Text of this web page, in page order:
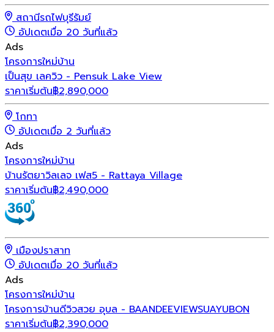
สถานีรถไฟบุรีรัมย์
อัปเดตเมื่อ 20 วันที่แล้ว
Ads
โครงการใหม่บ้าน
เป็นสุข เลควิว - Pensuk Lake View
ราคาเริ่มต้น฿2,890,000
โกทา
อัปเดตเมื่อ 2 วันที่แล้ว
Ads
โครงการใหม่บ้าน
บ้านรัตยาวิลเลจ เฟส5 - Rattaya Village
ราคาเริ่มต้น฿2,490,000
เมืองปราสาท
อัปเดตเมื่อ 20 วันที่แล้ว
Ads
โครงการใหม่บ้าน
โครงการบ้านดีวิวสวย อุบล - BAANDEEVIEWSUAYUBON
ราคาเริ่มต้น฿2,390,000